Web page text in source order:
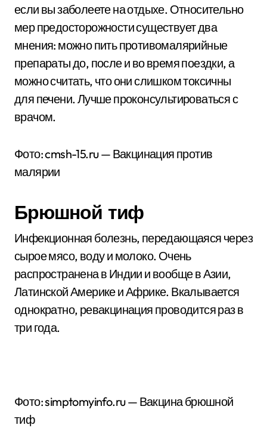
если вы заболеете на отдыхе. Относительно
мер предосторожности существует два
мнения: можно пить противомалярийные
препараты до, после и во время поездки, а
можно считать, что они слишком токсичны
для печени. Лучше проконсультироваться с
врачом.
Фото: cmsh-15.ru — Вакцинация против
малярии
Брюшной тиф
Инфекционная болезнь, передающаяся через
сырое мясо, воду и молоко. Очень
распространена в Индии и вообще в Азии,
Латинской Америке и Африке. Вкалывается
однократно, ревакцинация проводится раз в
три года.
Фото: simptomyinfo.ru — Вакцина брюшной
тиф